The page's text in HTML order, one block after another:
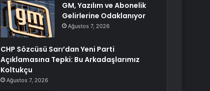
GM, Yazılım ve Abonelik
Gelirlerine Odaklanıyor
Ağustos 7, 2026
CHP Sözcüsü Sarı’dan Yeni Parti
Açıklamasına Tepki: Bu Arkadaşlarımız
Koltukçu
Ağustos 7, 2026